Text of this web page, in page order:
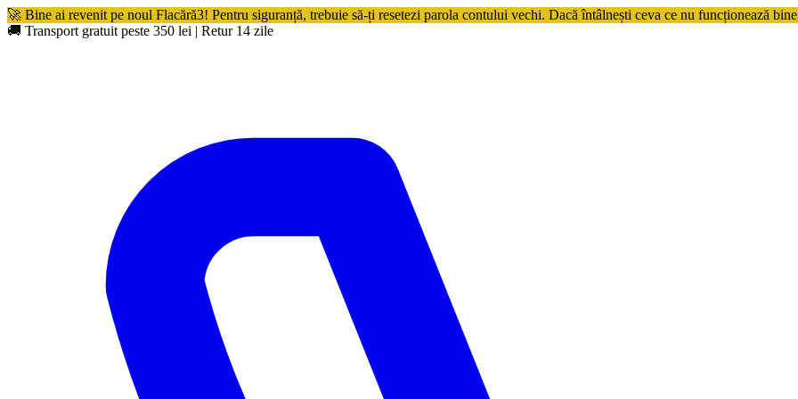
🚀 Bine ai revenit pe noul Flacără3! Pentru siguranță, trebuie să-ți resetezi parola contului vechi. Dacă întâlnești ceva ce nu funcționează
🚚 Transport gratuit peste 350 lei | Retur 14 zile